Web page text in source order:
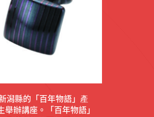
潟縣的「百年物語」產
辦講座。「百年物語」